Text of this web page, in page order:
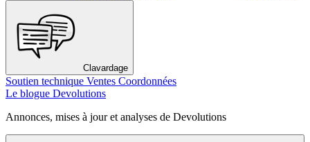
Clavardage
Soutien technique Ventes Coordonnées
Le blogue Devolutions
Annonces, mises à jour et analyses de Devolutions